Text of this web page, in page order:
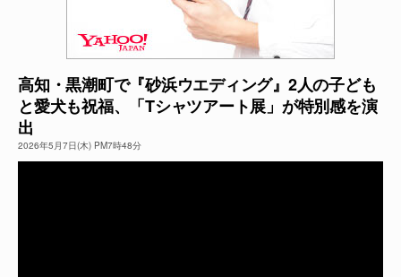
ご意見・ご感想・ご要望
よくある質問
高知・黒潮町で『砂浜ウエディング』2人の子ども
と愛犬も祝福、「Tシャツアート展」が特別感を演
出
2026年5月7日(木) PM7時48分